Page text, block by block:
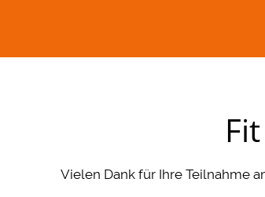
Vielen Dank für Ihre Teilnahme